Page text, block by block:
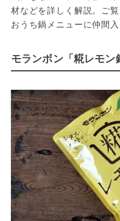
材などを詳しく解説。ご
おうち鍋メニューに仲間
モランボン「糀レモン